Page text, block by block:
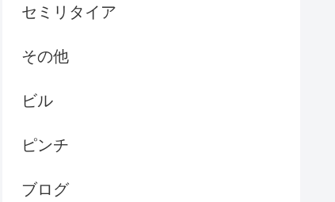
セミリタイア
その他
ビル
ピンチ
ブログ